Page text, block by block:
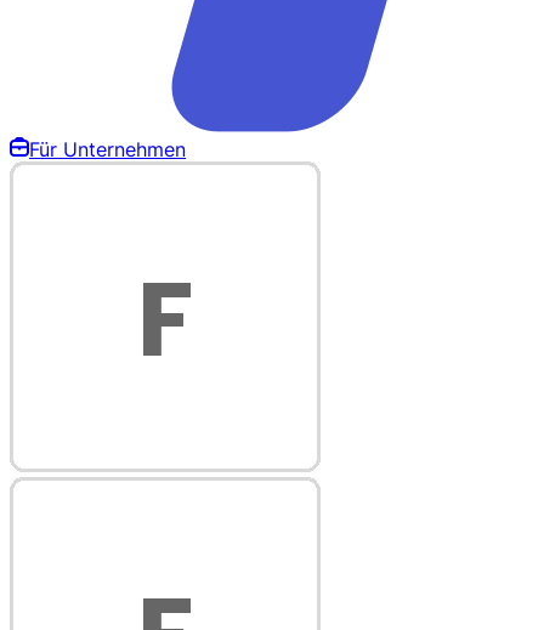
Für Unternehmen